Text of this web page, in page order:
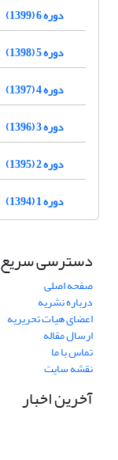
دوره 6 (1399)
دوره 5 (1398)
دوره 4 (1397)
دوره 3 (1396)
دوره 2 (1395)
دوره 1 (1394)
دسترسی سریع
صفحه اصلی
درباره نشریه
اعضای هیات تحریریه
ارسال مقاله
تماس با ما
نقشه سایت
آخرین اخبار